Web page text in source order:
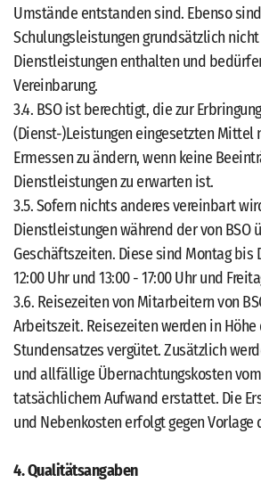
Umstände entstanden sind. Ebenso sind
Schulungsleistungen grundsätzlich
Dienstleistungen enthalten und
Vereinbarung.
3.4. BSO ist berechtigt, die zur
(Dienst-)Leistungen eingesetzten Mittel
Ermessen zu ändern, wenn keine
Dienstleistungen zu erwarten ist.
3.5. Sofern nichts anderes vereinbart
Dienstleistungen während der von BSO
Geschäftszeiten. Diese sind Montag bis
12:00 Uhr und 13:00 - 17:00 Uhr und
3.6. Reisezeiten von Mitarbeitern von
Arbeitszeit. Reisezeiten werden in
Stundensatzes vergütet. Zusätzlich
und allfällige Übernachtungskosten vom
tatsächlichem Aufwand erstattet. Die
und Nebenkosten erfolgt gegen Vorlage
4. Qualitätsangaben